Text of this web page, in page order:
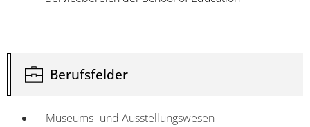
Berufsfelder
Museums- und Ausstellungswesen